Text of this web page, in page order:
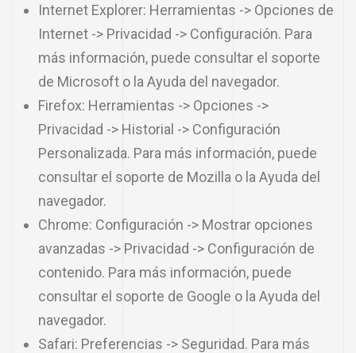
Internet Explorer: Herramientas -> Opciones de
Internet -> Privacidad -> Configuración. Para
más información, puede consultar el soporte
de Microsoft o la Ayuda del navegador.
Firefox: Herramientas -> Opciones ->
Privacidad -> Historial -> Configuración
Personalizada. Para más información, puede
consultar el soporte de Mozilla o la Ayuda del
navegador.
Chrome: Configuración -> Mostrar opciones
avanzadas -> Privacidad -> Configuración de
contenido. Para más información, puede
consultar el soporte de Google o la Ayuda del
navegador.
Safari: Preferencias -> Seguridad. Para más